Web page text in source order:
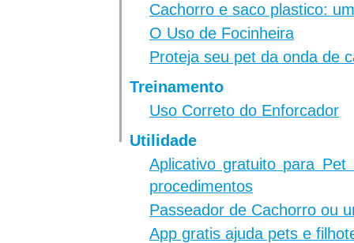
Cachorro e saco plastico:
O Uso de Focinheira
Proteja seu pet da onda de
Treinamento
Uso Correto do Enforcador
Utilidade
Aplicativo gratuito para
procedimentos
Passeador de Cachorro ou
App gratis ajuda pets e